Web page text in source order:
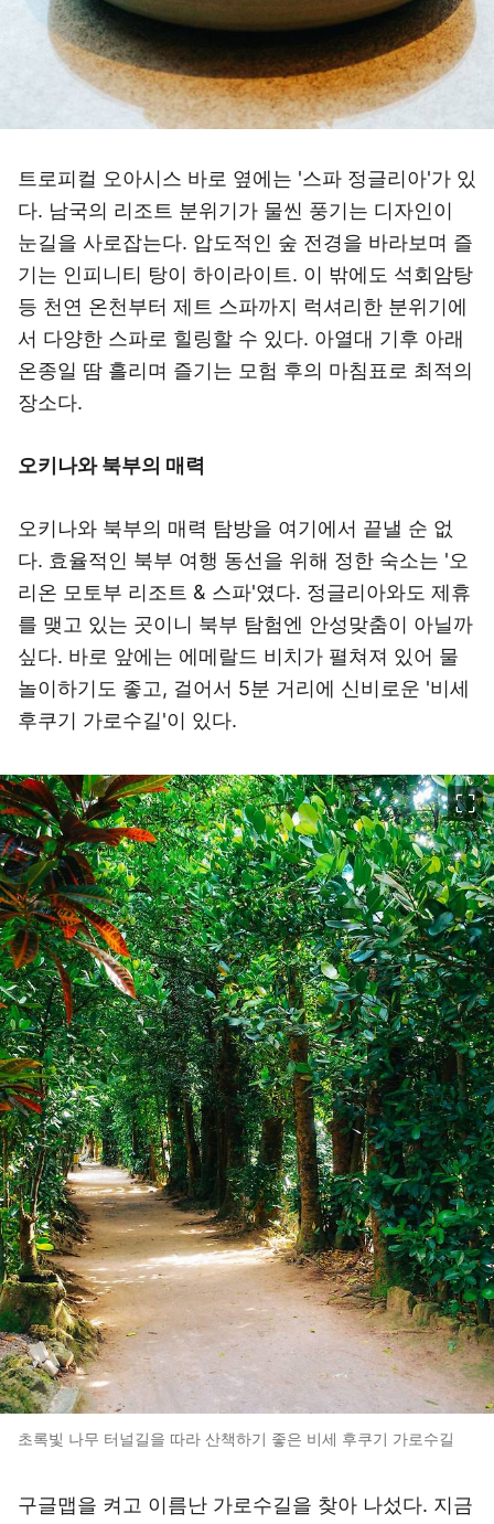
트로피컬 오아시스 바로 옆에는 '스파 정글리아'가 있
다. 남국의 리조트 분위기가 물씬 풍기는 디자인이
눈길을 사로잡는다. 압도적인 숲 전경을 바라보며 즐
기는 인피니티 탕이 하이라이트. 이 밖에도 석회암탕
등 천연 온천부터 제트 스파까지 럭셔리한 분위기에
서 다양한 스파로 힐링할 수 있다. 아열대 기후 아래
온종일 땀 흘리며 즐기는 모험 후의 마침표로 최적의
장소다.
오키나와 북부의 매력
오키나와 북부의 매력 탐방을 여기에서 끝낼 순 없
다. 효율적인 북부 여행 동선을 위해 정한 숙소는 '오
리온 모토부 리조트 & 스파'였다. 정글리아와도 제휴
를 맺고 있는 곳이니 북부 탐험엔 안성맞춤이 아닐까
싶다. 바로 앞에는 에메랄드 비치가 펼쳐져 있어 물
놀이하기도 좋고, 걸어서 5분 거리에 신비로운 '비세
후쿠기 가로수길'이 있다.
초록빛 나무 터널길을 따라 산책하기 좋은 비세 후쿠기 가로수길
구글맵을 켜고 이름난 가로수길을 찾아 나섰다. 지금